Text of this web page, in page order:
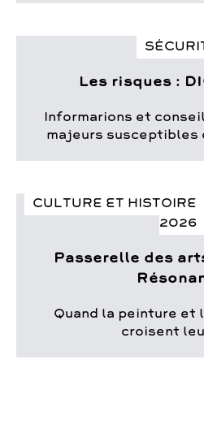
Les risques :
Informarions et
majeurs susceptibles
CULTURE ET HISTOIRE
2026
Passerelle des
Quand la peinture et
croisent